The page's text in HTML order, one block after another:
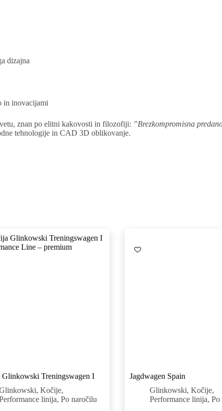
dizajna
in inovacijami
znan po elitni kakovosti in filozofiji: ”Brezkompromisna
tehnologije in CAD 3D oblikovanje.
Treningswagen I
, Kočije,
linija, Po naročilu
Jagdwagen Spain
Glinkowski, Kočije,
Performance linija, Po